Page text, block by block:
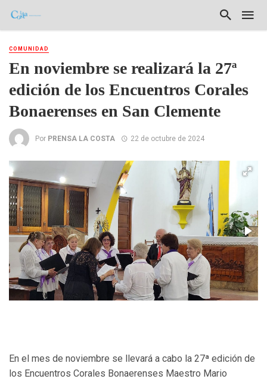
COMUNIDAD
En noviembre se realizará la 27ª
edición de los Encuentros Corales
Bonaerenses en San Clemente
Por PRENSA LA COSTA 22 de octubre de 2024
En el mes de noviembre se llevará a cabo la 27ª edición de
los Encuentros Corales Bonaerenses Maestro Mario